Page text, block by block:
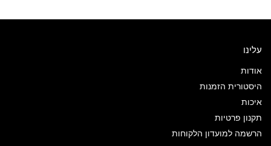
עלינו
אודות
היסטורית הזמנות
איכות
תקנון פרטיות
הרשמה למועדון הלקוחות